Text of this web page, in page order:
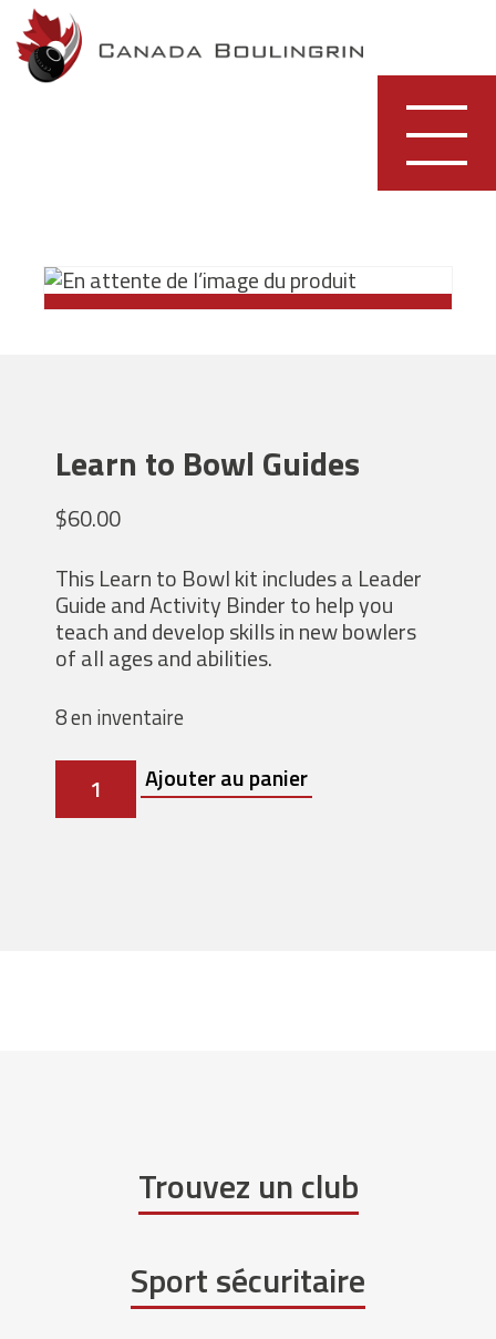
Skip
to
content
Learn to Bowl Guides
$60.00
This Learn to Bowl kit includes a Leader
Guide and Activity Binder to help you
teach and develop skills in new bowlers
of all ages and abilities.
8 en inventaire
quantité
Learn
Ajouter au panier
Trouvez un club
Sport sécuritaire